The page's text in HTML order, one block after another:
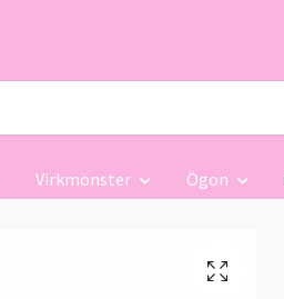
Virkmönster Ögon